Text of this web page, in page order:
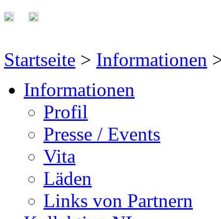
Startseite > Informationen
Informationen
Profil
Presse / Events
Vita
Läden
Links von Partnern